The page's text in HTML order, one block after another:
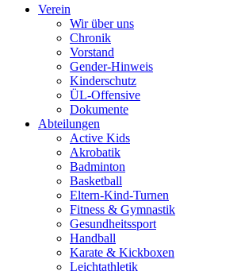
Verein
Wir über uns
Chronik
Vorstand
Gender-Hinweis
Kinderschutz
ÜL-Offensive
Dokumente
Abteilungen
Active Kids
Akrobatik
Badminton
Basketball
Eltern-Kind-Turnen
Fitness & Gymnastik
Gesundheitssport
Handball
Karate & Kickboxen
Leichtathletik